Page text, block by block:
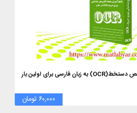
مجموعه کامل آموزش تشخیص دستخط(OCR) به زبان فارسی برای اولین بار
۶۰,۰۰۰ تومان